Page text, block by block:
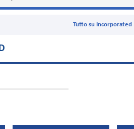
Tutto su Incorporated